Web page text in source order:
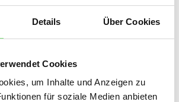
Details Über Cookies
Cookies
um Inhalte und Anzeigen zu
für soziale Medien anbieten
von SK
Consulting's